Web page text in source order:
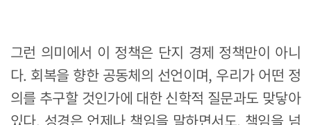
그런 의미에서 이 정책은 단지 경제 정책만이 아니
다. 회복을 향한 공동체의 선언이며, 우리가 어떤 정
의를 추구할 것인가에 대한 신학적 질문과도 맞닿아
있다. 성경은 언제나 책임을 말하면서도, 책임을 넘